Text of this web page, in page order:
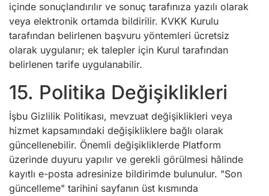
içinde sonuçlandırılır ve sonuç tarafınıza yazılı olarak
veya elektronik ortamda bildirilir. KVKK Kurulu
tarafından belirlenen başvuru yöntemleri ücretsiz
olarak uygulanır; ek talepler için Kurul tarafından
belirlenen tarife uygulanabilir.
15. Politika Değişiklikleri
İşbu Gizlilik Politikası, mevzuat değişiklikleri veya
hizmet kapsamındaki değişikliklere bağlı olarak
güncellenebilir. Önemli değişikliklerde Platform
üzerinde duyuru yapılır ve gerekli görülmesi hâlinde
kayıtlı e-posta adresinize bildirimde bulunulur. "Son
güncelleme" tarihini sayfanın üst kısmında